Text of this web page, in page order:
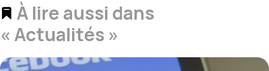
À lire aussi dans
« Actualités »